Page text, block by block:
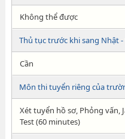
Không thể được
Thủ tục trước khi sang Nhật
Cần
Môn thi tuyển riêng của
Xét tuyển hồ sơ, Phỏng vấn,
Test (60 minutes)